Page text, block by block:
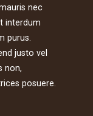
nec
interdum
purus.
justo vel
non,
posuere.